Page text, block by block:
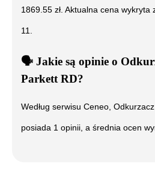
1869.55 zł. Aktualna cena wykryta
11
🗣️ ️ Jakie są opinie o
Parkett RD?
Według serwisu Ceneo,
posiada 1 opinii, a średnia ocen